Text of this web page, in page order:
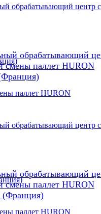
обрабатывающий
смены паллет HURON
обрабатывающий
смены паллет HURON